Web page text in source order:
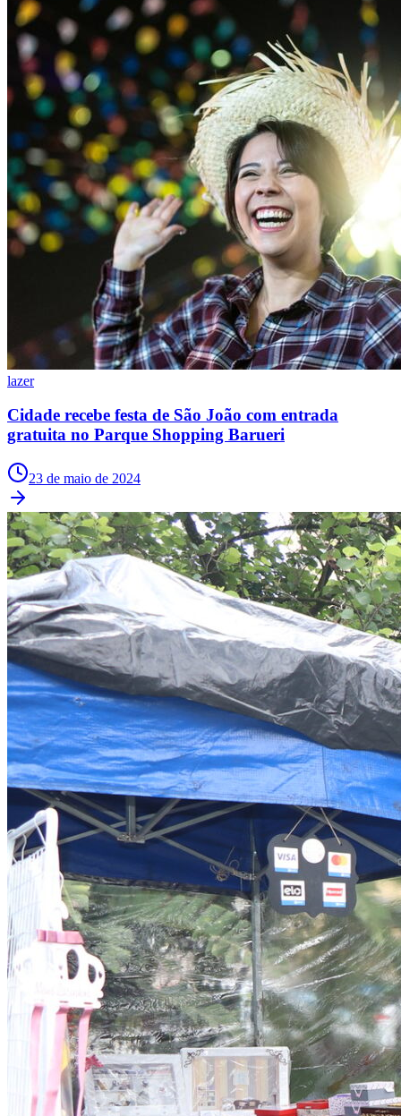
Santos
Flamengo
lazer
Cidade recebe festa de São João com entrada
gratuita no Parque Shopping Barueri
23 de maio de 2024